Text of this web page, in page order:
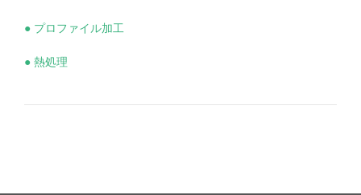
● プロファイル加工
● 熱処理